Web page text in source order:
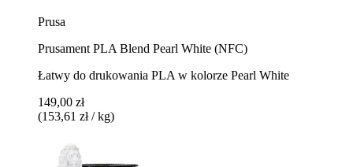
Prusa
Prusament PLA Blend Pearl White (NFC)
Łatwy do drukowania PLA w kolorze Pearl White
149,00 zł
(153,61 zł / kg)